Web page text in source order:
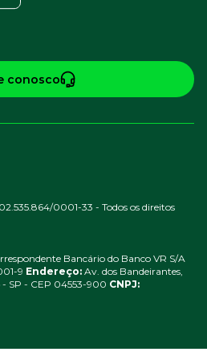
conosco
0001-33 - Todos os direitos
Bancário do Banco VR S/A
9 Endereço: Av. dos Bandeirantes,
SP - CEP 04553-900 CNPJ: